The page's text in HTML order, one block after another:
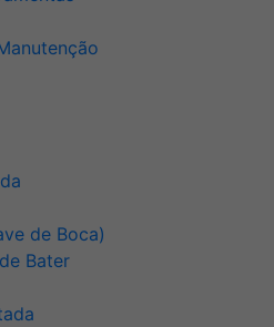
de Boca)
Bater